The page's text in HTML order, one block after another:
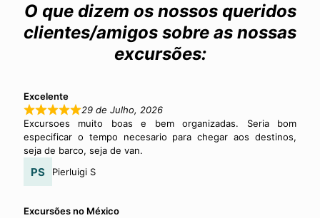
O que dizem os nossos queridos
clientes/amigos sobre as nossas
excursões:
Excelente
29 de Julho, 2026
Excursoes muito boas e bem organizadas. Seria bom
especificar o tempo necesario para chegar aos destinos,
seja de barco, seja de van.
Pierluigi S
Excursões no México